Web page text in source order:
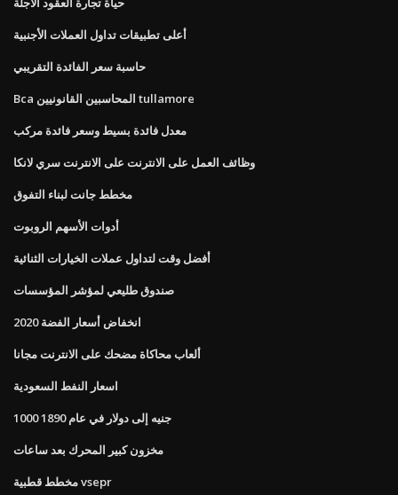
أعلى تطبيقات تداول العملات الأجنبية
حاسبة سعر الفائدة التقريبي
Bca المحاسبين القانونيين tullamore
معدل فائدة بسيط وسعر فائدة مركب
وظائف العمل على الانترنت على الانترنت سري لانكا
مخطط جانت لبناء التفوق
أدوات الأسهم الروبوت
أفضل وقت لتداول عملات الخيارات الثنائية
صندوق طليعي لمؤشر المؤسسات
انخفاض أسعار الفضة 2020
ألعاب محاكاة مضحك على الانترنت مجانا
اسعار النفط السعودية
1000 جنيه إلى دولار في عام 1890
مخزون كبير المحرك بعد ساعات
مخطط قطبية vsepr